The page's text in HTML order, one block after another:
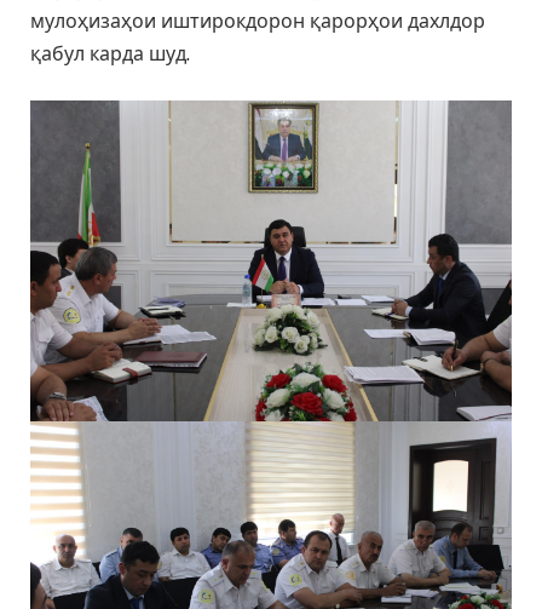
мулоҳизаҳои иштирокдорон қарорҳои дахлдор
қабул карда шуд.